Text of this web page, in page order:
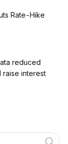
Rate-Hike
reduced
raise interest